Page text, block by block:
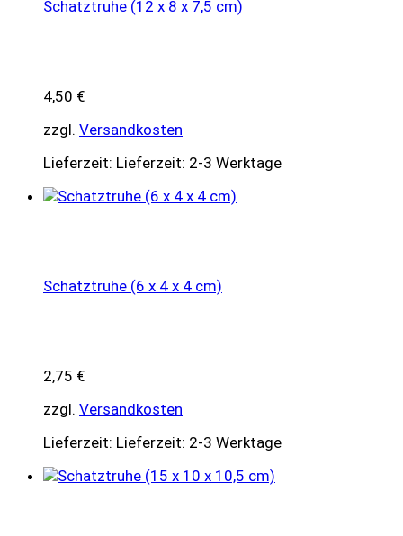
Schatztruhe (12 x 8 x 7,5 cm)
4,50 €
zzgl. Versandkosten
Lieferzeit: Lieferzeit: 2-3 Werktage
Schatztruhe (6 x 4 x 4 cm)
2,75 €
zzgl. Versandkosten
Lieferzeit: Lieferzeit: 2-3 Werktage